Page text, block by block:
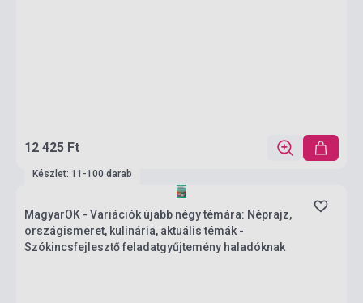
12 425 Ft
Készlet: 11-100 darab
MagyarOK - Variációk újabb négy témára: Néprajz,
országismeret, kulinária, aktuális témák -
Szókincsfejlesztő feladatgyűjtemény haladóknak